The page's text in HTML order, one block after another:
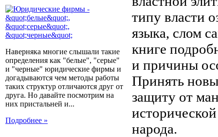
Наверняка многие слышали такие
определения как "белые", "серые"
и "черные" юридические фирмы и
догадываются чем методы работы
таких структур отличаются друг от
друга. Но давайте посмотрим на
них пристальней и...
Подробнее »
типу власти
языка, слом
книге
и причины
Принять
защиту от
народа.